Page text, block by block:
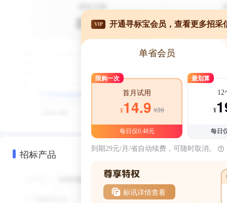
招标产品
VIP 开通寻标宝会员，查看更多招采
单省会员
限购一次
首月试用
¥14.9 ¥39
每日仅0.48元
最划算
12
¥
每日
到期29元/月/省自动续费，可随时取消。
标讯详情查看